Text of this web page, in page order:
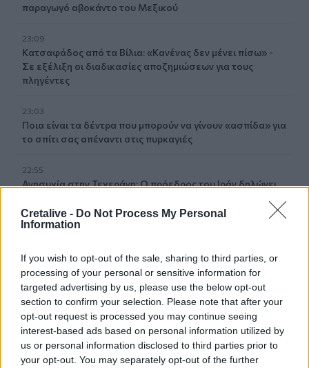
Cretalive - Do Not Process My Personal
Information
If you wish to opt-out of the sale, sharing to third parties, or
processing of your personal or sensitive information for
targeted advertising by us, please use the below opt-out
section to confirm your selection. Please note that after your
opt-out request is processed you may continue seeing
interest-based ads based on personal information utilized by
us or personal information disclosed to third parties prior to
your opt-out. You may separately opt-out of the further
παραγωγό αβοκάντο του Μεξικού
23:09
Κατσαφάδος από τα Βίλια: «Κανένας δεν μένει πίσω» -
Σε εξέλιξη οι διαδικασίες αποζημιώσεων για τους
πληγέντες
23:03
Ποια είναι τα δέντρα που μπορούν να γίνουν «ασπίδα» για
το σπίτι σας απέναντι στις πυρκαγιές
22:55
Ανησυχία στην Τεχεράνη: Ο πρόεδρος του Ιράν δηλώνει
22:49
22:43
Συνελήφθη οπλισμένος άνδρας κοντά σε γήπεδο γκολφ
του Τραμπ στην Καλιφόρνια
22:37
Κόλπος του Άντεν: Πλήγμα των Χούθι σε τάνκερ της
Σαουδικής Αραβίας